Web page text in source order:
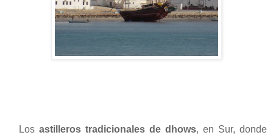
Los astilleros tradicionales de dhows, en Sur, donde